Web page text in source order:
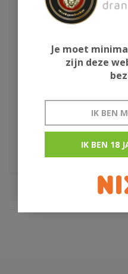
€35,95
Je moet
zijn deze
IK BEN
IK BEN 18